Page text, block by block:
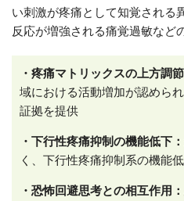
い刺激が疼痛として知覚される
反応が増強される痛覚過敏など
・疼痛マトリックスの上方調節
域における活動増加が認めら
証拠を提供
・下行性疼痛抑制の機能低下：
く、下行性疼痛抑制系の機能
・恐怖回避思考との相互作用：